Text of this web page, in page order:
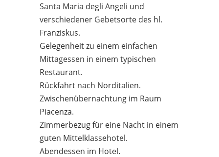
Santa Maria degli Angeli und
verschiedener Gebetsorte des hl.
Franziskus.
Gelegenheit zu einem einfachen
Mittagessen in einem typischen
Restaurant.
Rückfahrt nach Norditalien.
Zwischenübernachtung im Raum
Piacenza.
Zimmerbezug für eine Nacht in einem
guten Mittelklassehotel.
Abendessen im Hotel.